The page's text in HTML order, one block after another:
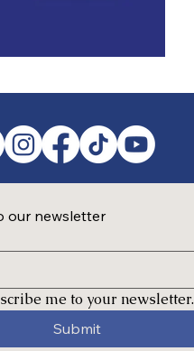
our newsletter
me to your newsletter.
Submit